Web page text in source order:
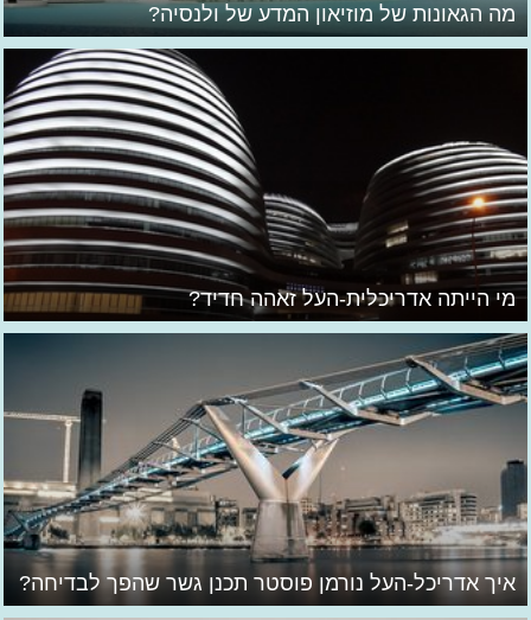
מה הגאונות של מוזיאון המדע של ולנסיה?
מי הייתה אדריכלית-העל זאהה חדיד?
איך אדריכל-העל נורמן פוסטר תכנן גשר שהפך לבדיחה?